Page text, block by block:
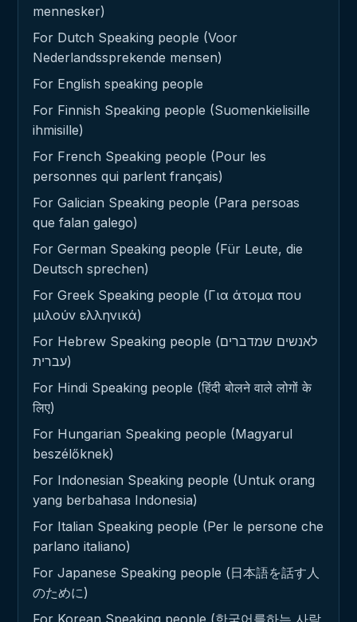
mennesker)
For Dutch Speaking people (Voor
Nederlandssprekende mensen)
For English speaking people
For Finnish Speaking people (Suomenkielisille
ihmisille)
For French Speaking people (Pour les
personnes qui parlent français)
For Galician Speaking people (Para persoas
que falan galego)
For German Speaking people (Für Leute, die
Deutsch sprechen)
For Greek Speaking people (Για άτομα που
μιλούν ελληνικά)
For Hebrew Speaking people (לאנשים שמדברים
עברית)
For Hindi Speaking people (हिंदी बोलने वाले लोगों के
लिए)
For Hungarian Speaking people (Magyarul
beszélőknek)
For Indonesian Speaking people (Untuk orang
yang berbahasa Indonesia)
For Italian Speaking people (Per le persone che
parlano italiano)
For Japanese Speaking people (日本語を話す人
のために)
For Korean Speaking people (한국어를하는 사람